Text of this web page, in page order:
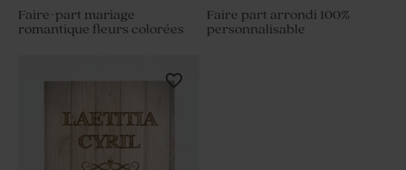
Faire part arrondi 100%
personnalisable
Faire-part mariage
romantique fleurs colorées